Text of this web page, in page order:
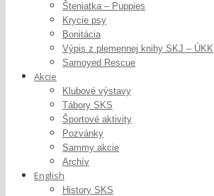
Šteniatka – Puppies
Krycie psy
Bonitácia
Výpis z plemennej knihy SKJ – ÚKK
Samoyed Rescue
Akcie
Klubové výstavy
Tábory SKS
Športové aktivity
Pozvánky
Sammy akcie
Archív
English
History SKS